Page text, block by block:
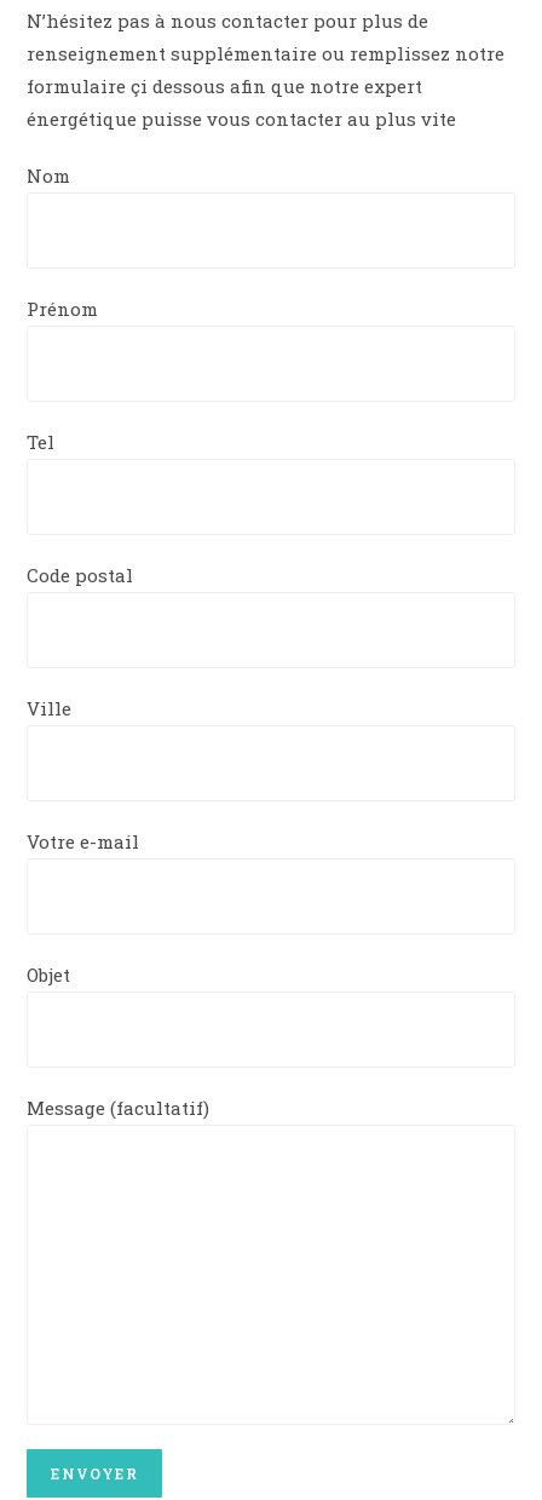
N’hésitez pas à nous contacter pour plus de
renseignement supplémentaire ou remplissez notre
formulaire çi dessous afin que notre expert
énergétique puisse vous contacter au plus vite
Nom
Prénom
Tel
Code postal
Ville
Votre e-mail
Objet
Message (facultatif)